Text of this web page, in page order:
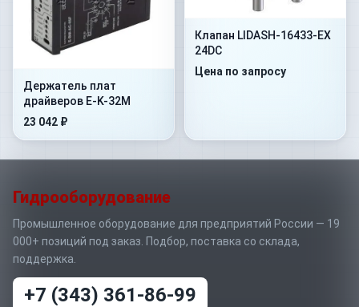
Держатель плат
драйверов E-K-32M
23 042 ₽
Клапан LIDASH-16433-EX
24DC
Цена по запросу
Гидрооборудование
Промышленное оборудование для предприятий России — 19
000+ позиций под заказ. Подбор, поставка со склада,
поддержка.
+7 (343) 361-86-99